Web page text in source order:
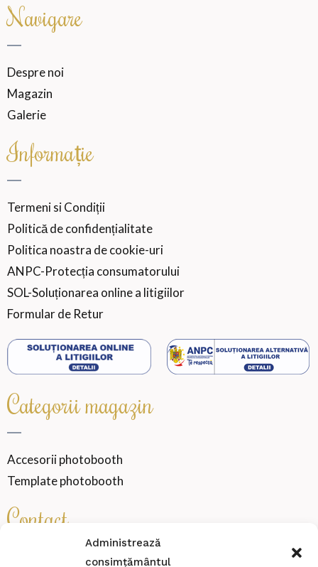
Administrează
consimțământul
Navigare
Despre noi
Magazin
Galerie
Informație
Termeni si Condiții
Politică de confidențialitate
Politica noastra de cookie-uri
ANPC-Protecția consumatorului
SOL-Soluționarea online a litigiilor
Formular de Retur
Categorii magazin
Accesorii photobooth
Template photobooth
Contact